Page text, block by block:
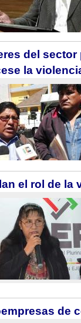
del sector
la
el rol de la
de